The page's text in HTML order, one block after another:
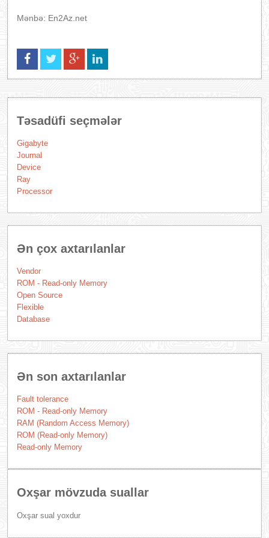
Mənbə: En2Az.net
Təsadüfi seçmələr
Gigabyte
Journal
Device
Ray
Processor
Ən çox axtarılanlar
Vendor
ROM - Read-only Memory
Open Source
Flexible
Database
Ən son axtarılanlar
Fault tolerance
ROM - Read-only Memory
RAM (Random Access Memory)
ROM (Read-only Memory)
Read-only Memory
Oxşar mövzuda suallar
Oxşar sual yoxdur